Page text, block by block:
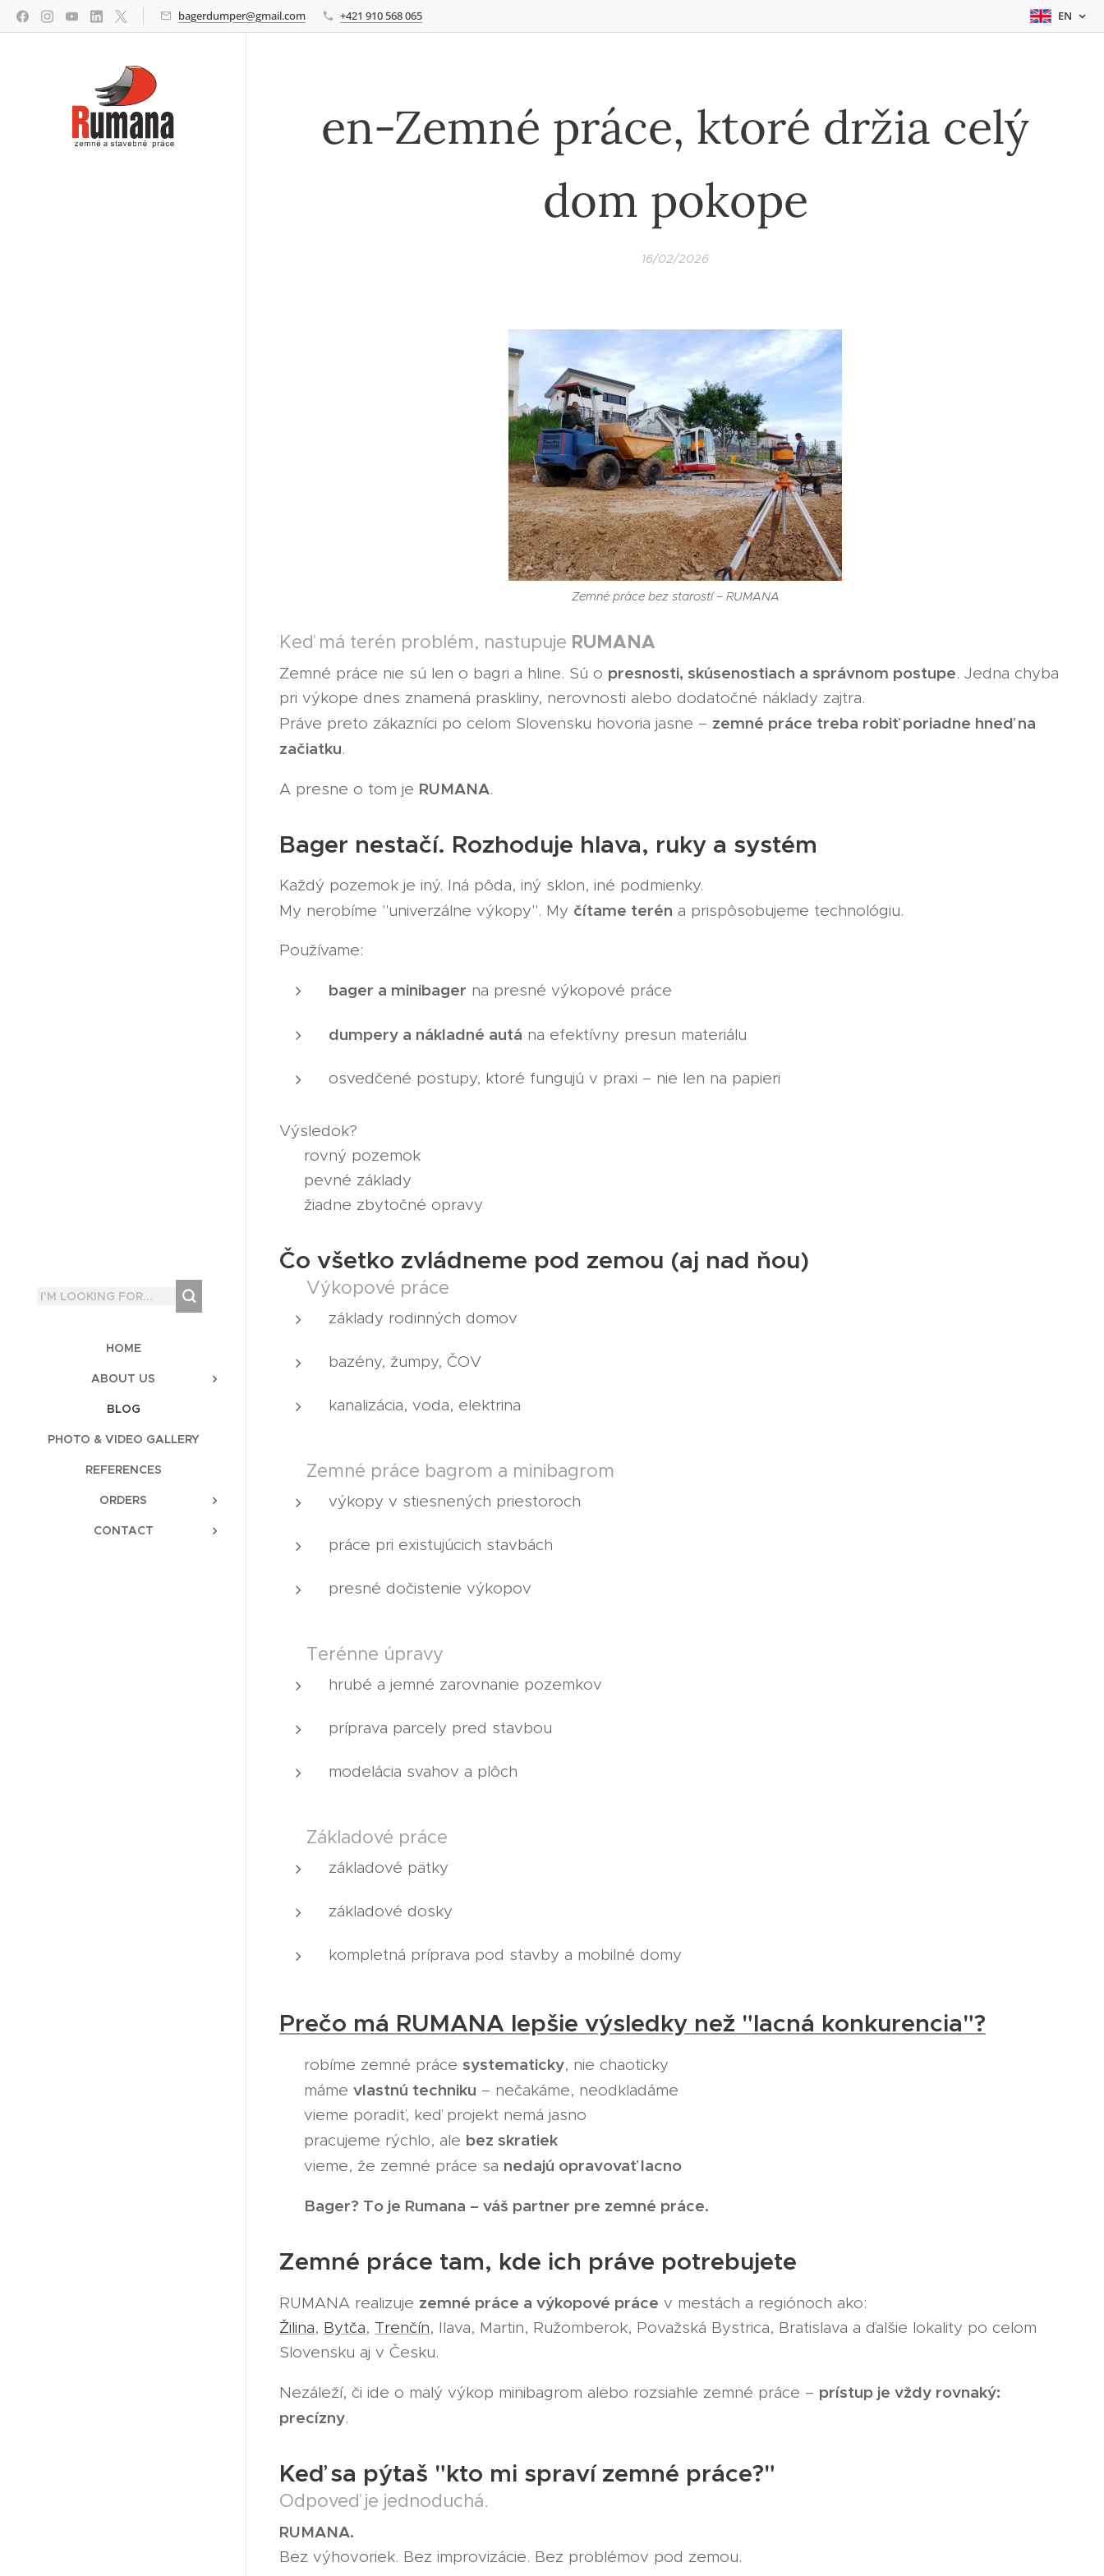
bagerdumper@gmail.com +421 910 568 065 EN
HOME
ABOUT US
BLOG
PHOTO & VIDEO GALLERY
REFERENCES
ORDERS
CONTACT
en-Zemné práce, ktoré držia celý
dom pokope
16/02/2026
Zemné práce bez starostí – RUMANA
Keď má terén problém, nastupuje RUMANA
Zemné práce nie sú len o bagri a hline. Sú o presnosti, skúsenostiach a správnom postupe. Jedna chyba
pri výkope dnes znamená praskliny, nerovnosti alebo dodatočné náklady zajtra.
Práve preto zákazníci po celom Slovensku hovoria jasne – zemné práce treba robiť poriadne hneď na
začiatku.
A presne o tom je RUMANA.
Bager nestačí. Rozhoduje hlava, ruky a systém
Každý pozemok je iný. Iná pôda, iný sklon, iné podmienky.
My nerobíme "univerzálne výkopy". My čítame terén a prispôsobujeme technológiu.
Používame:
bager a minibager na presné výkopové práce
dumpery a nákladné autá na efektívny presun materiálu
osvedčené postupy, ktoré fungujú v praxi – nie len na papieri
Výsledok?
➡️ rovný pozemok
➡️ pevné základy
➡️ žiadne zbytočné opravy
Čo všetko zvládneme pod zemou (aj nad ňou)
🟤 Výkopové práce
základy rodinných domov
bazény, žumpy, ČOV
kanalizácia, voda, elektrina
🟤 Zemné práce bagrom a minibagrom
výkopy v stiesnených priestoroch
práce pri existujúcich stavbách
presné dočistenie výkopov
🟤 Terénne úpravy
hrubé a jemné zarovnanie pozemkov
príprava parcely pred stavbou
modelácia svahov a plôch
🟤 Základové práce
základové pätky
základové dosky
kompletná príprava pod stavby a mobilné domy
Prečo má RUMANA lepšie výsledky než "lacná konkurencia"?
✔️ robíme zemné práce systematicky, nie chaoticky
✔️ máme vlastnú techniku – nečakáme, neodkladáme
✔️ vieme poradiť, keď projekt nemá jasno
✔️ pracujeme rýchlo, ale bez skratiek
✔️ vieme, že zemné práce sa nedajú opravovať lacno
Bager? To je Rumana – váš partner pre zemné práce.
Zemné práce tam, kde ich práve potrebujete
RUMANA realizuje zemné práce a výkopové práce v mestách a regiónoch ako:
Žilina, Bytča, Trenčín, Ilava, Martin, Ružomberok, Považská Bystrica, Bratislava a ďalšie lokality po celom
Slovensku aj v Česku.
Nezáleží, či ide o malý výkop minibagrom alebo rozsiahle zemné práce – prístup je vždy rovnaký:
precízny.
Keď sa pýtaš "kto mi spraví zemné práce?"
Odpoveď je jednoduchá.
RUMANA.
Bez výhovoriek. Bez improvizácie. Bez problémov pod zemou.